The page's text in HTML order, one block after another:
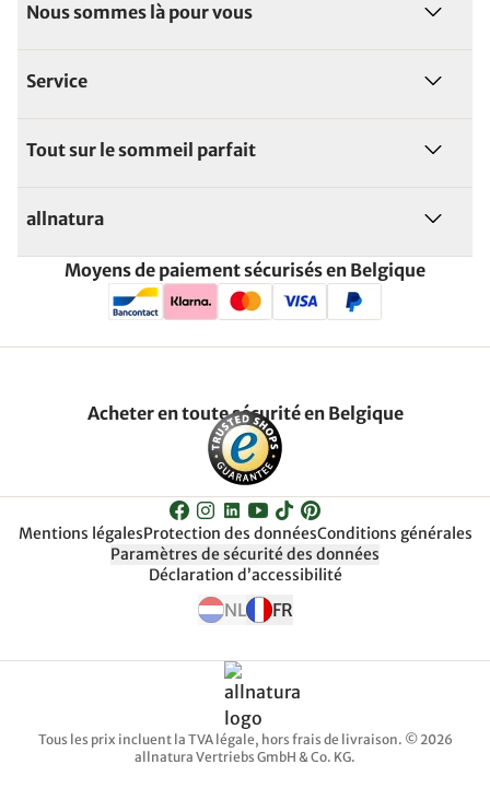
Nous sommes là pour vous
Service
Tout sur le sommeil parfait
allnatura
Moyens de paiement sécurisés en Belgique
Acheter en toute sécurité en Belgique
Mentions légalesProtection des donnéesConditions générales
Paramètres de sécurité des données
Déclaration d’accessibilité
NL FR
Tous les prix incluent la TVA légale, hors frais de livraison. © 2026
allnatura Vertriebs GmbH & Co. KG.